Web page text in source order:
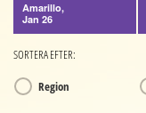
Amarillo,
Jan 26
SORTERA EFTER:
Region